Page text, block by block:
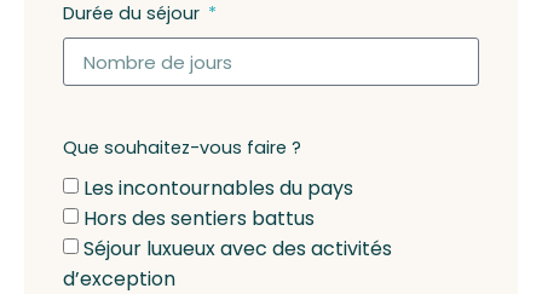
Durée du séjour
Que souhaitez-vous faire ?
Les incontournables du pays
Hors des sentiers battus
Séjour luxueux avec des activités
d’exception